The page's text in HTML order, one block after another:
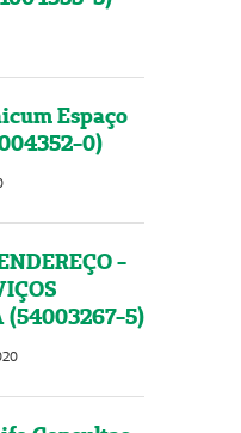
Espaço
0)
-
(54003267-5)